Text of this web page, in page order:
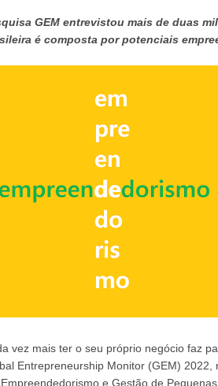
GEM entrevistou mais de duas
é composta por potenciais
vez mais ter o seu próprio negócio faz
Entrepreneurship Monitor (GEM)
e Gestão de